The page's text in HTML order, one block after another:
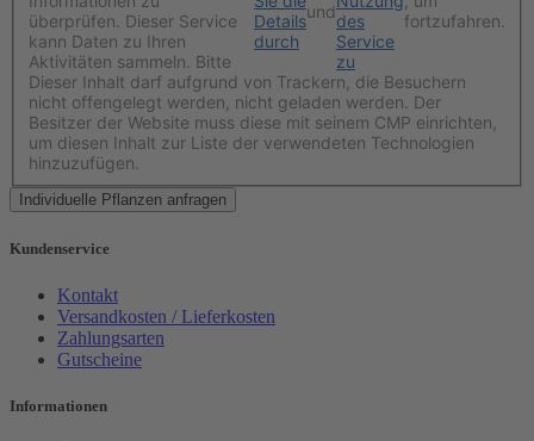
überprüfen. Dieser Service
kann Daten zu Ihren
Aktivitäten sammeln. Bitte
Details
durch
unddes
Service
zu
fortzufahren.
Dieser Inhalt darf aufgrund von Trackern, die Besuchern
nicht offengelegt werden, nicht geladen werden. Der
Besitzer der Website muss diese mit seinem CMP einrichten,
um diesen Inhalt zur Liste der verwendeten Technologien
hinzuzufügen.
Kundenservice
Kontakt
Versandkosten / Lieferkosten
Zahlungsarten
Gutscheine
Informationen